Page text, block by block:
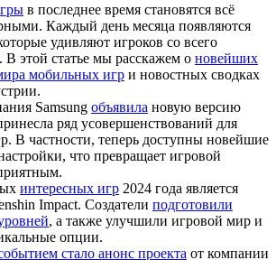
в последнее время становятся всё
Каждый день месяца появляются
удивляют игроков со всего
В этой статье мы расскажем о новейших
мобильных игр и новостных сводках
Samsung объявила новую версию
ряд усовершенствований для
В частности, теперь доступны новейшие
что превращает игровой
интересных игр 2024 года является
Impact. Создатели подготовили
, а также улучшили игровой мир и
опции.
стало анонс проекта от компании